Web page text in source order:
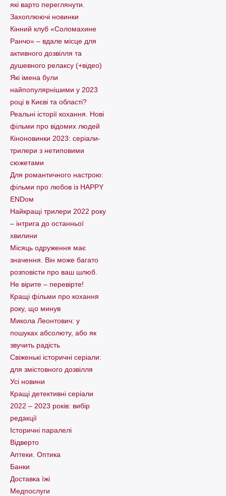
які варто пеpеглянути.
Захоплюючі новинки
Кінний клуб «Соломахине
Ранчо» – вдале місце для
активного дозвілля та
душевного релаксу (+відео)
Які імена були
найпопулярнішими у 2023
році в Києві та області?
Реальні історії кохання. Нові
фільми про відомих людей
Кіноновинки 2023: серіали-
трилери з нетиповими
сюжетами
Для романтичного настрою:
фільми про любов із HAPPY
ENDом
Найкращі трилери 2022 року
– інтрига до останньої
хвилини
Місяць одруження має
значення. Він може багато
розповісти про ваш шлюб.
Не вірите – перевірте!
Кращі фільми про кохання
року, що минув
Микола Леонтович: у
пошуках абсолюту, або як
звучить радість
Свіженькі історичні серіали:
для змістовного дозвілля
Усі новини
Кращі детективні серіали
2022 – 2023 років: вибір
редакції
Історичні паралелі
Відверто
Аптеки. Оптика
Банки
Доставка їжі
Медпослуги